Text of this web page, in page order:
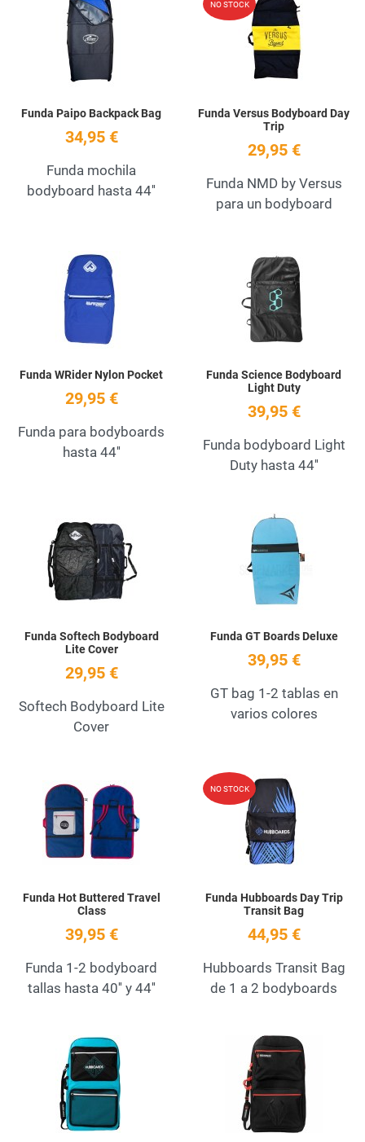
Funda Paipo Backpack Bag
34,95 €
Funda mochila
bodyboard hasta 44''
NO STOCK
Funda Versus Bodyboard Day
Trip
29,95 €
Funda NMD by Versus
para un bodyboard
Add to Wishlist
Funda WRider Nylon Pocket
29,95 €
Funda para bodyboards
hasta 44''
Funda Science Bodyboard
Light Duty
39,95 €
Funda bodyboard Light
Duty hasta 44''
Add to Wishlist
Funda Softech Bodyboard
Lite Cover
29,95 €
Softech Bodyboard Lite
Cover
Funda GT Boards Deluxe
39,95 €
GT bag 1-2 tablas en
varios colores
Add to Wishlist
Funda Hot Buttered Travel
Class
39,95 €
Funda 1-2 bodyboard
tallas hasta 40'' y 44''
NO STOCK
Funda Hubboards Day Trip
Transit Bag
44,95 €
Hubboards Transit Bag
de 1 a 2 bodyboards
Add to Wishlist